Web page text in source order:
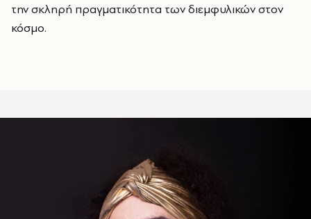
την σκληρή πραγματικότητα των διεμφυλικών στον
κόσμο.